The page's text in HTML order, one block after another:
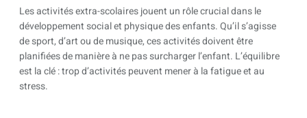
Les activités extra-scolaires jouent un rôle crucial dans le
développement social et physique des enfants. Qu’il s’agisse
de sport, d’art ou de musique, ces activités doivent être
planifiées de manière à ne pas surcharger l’enfant. L’équilibre
est la clé : trop d’activités peuvent mener à la fatigue et au
stress.